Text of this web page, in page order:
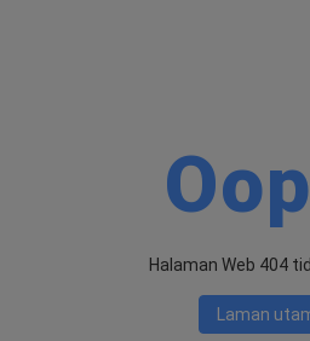
Halaman Web 404
Laman